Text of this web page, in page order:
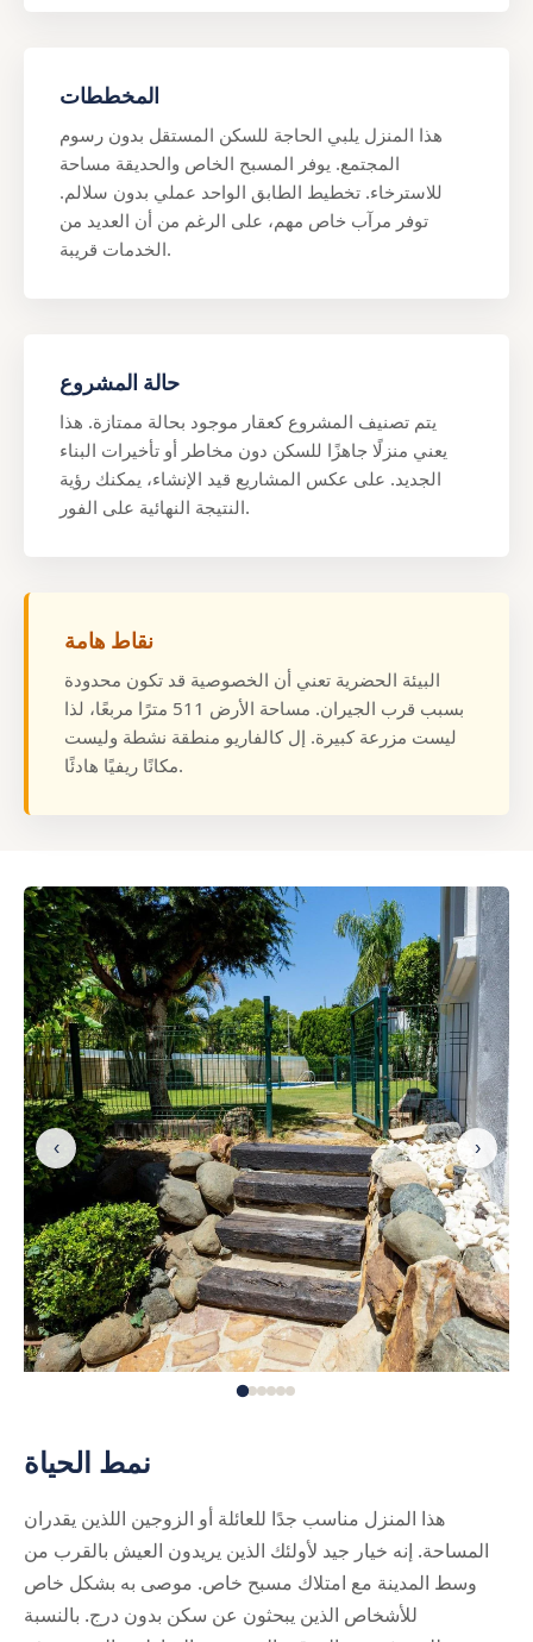
المخططات
هذا المنزل يلبي الحاجة للسكن المستقل بدون رسوم
المجتمع. يوفر المسبح الخاص والحديقة مساحة
للاسترخاء. تخطيط الطابق الواحد عملي بدون سلالم.
توفر مرآب خاص مهم، على الرغم من أن العديد من
الخدمات قريبة.
حالة المشروع
يتم تصنيف المشروع كعقار موجود بحالة ممتازة. هذا
يعني منزلًا جاهزًا للسكن دون مخاطر أو تأخيرات البناء
الجديد. على عكس المشاريع قيد الإنشاء، يمكنك رؤية
النتيجة النهائية على الفور.
نقاط هامة
البيئة الحضرية تعني أن الخصوصية قد تكون محدودة
بسبب قرب الجيران. مساحة الأرض 511 مترًا مربعًا، لذا
ليست مزرعة كبيرة. إل كالفاريو منطقة نشطة وليست
مكانًا ريفيًا هادئًا.
نمط الحياة
هذا المنزل مناسب جدًا للعائلة أو الزوجين اللذين يقدران
المساحة. إنه خيار جيد لأولئك الذين يريدون العيش بالقرب من
وسط المدينة مع امتلاك مسبح خاص. موصى به بشكل خاص
للأشخاص الذين يبحثون عن سكن بدون درج. بالنسبة
‹ ›